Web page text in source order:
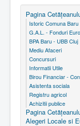
Pagina
Istoric Comuna Baru
G.A.L. - Fonduri
BPA Baru - UBB Cluj
Mediu Afaceri
Concursuri
Informatii Utile
Birou Financiar -
Asistenta sociala
Registru agricol
Achizitii publice
Pagina
Alegeri Locale si